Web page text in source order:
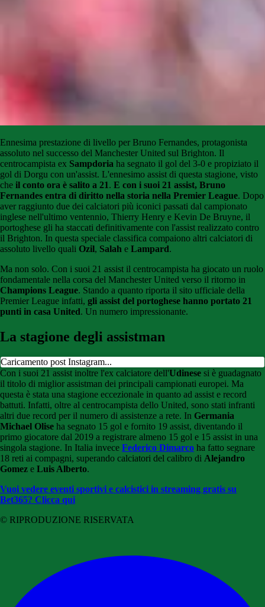
Ennesima prestazione di livello per Bruno Fernandes, protagonista
assoluto nel successo del Manchester United sul Brighton. Il
centrocampista ex Sampdoria ha segnato il gol del 3-0 e propiziato il
gol di Dorgu con un'assist. L'ennesimo assist di questa stagione, visto
che il conto ora è salito a 21. E con i suoi 21 assist, Bruno
Fernandes entra di diritto nella storia nella Premier League. Dopo
aver raggiunto due dei calciatori più iconici passati dal campionato
inglese nell'ultimo ventennio, Thierry Henry e Kevin De Bruyne, il
portoghese gli ha staccati definitivamente con l'assist realizzato contro
il Brighton. In questa speciale classifica compaiono altri calciatori di
assoluto livello quali Ozil, Salah e Lampard.
Ma non solo. Con i suoi 21 assist il centrocampista ha giocato un ruolo
fondamentale nella corsa del Manchester United verso il ritorno in
Champions League. Stando a quanto riporta il sito ufficiale della
Premier League infatti, gli assist del portoghese hanno portato 21
punti in casa United. Un numero impressionante.
La stagione degli assistman
Caricamento post Instagram...
Con i suoi 21 assist inoltre l'ex calciatore dell'Udinese si è guadagnato
il titolo di miglior assistman dei principali campionati europei. Ma
questa è stata una stagione eccezionale in quanto ad assist e record
battuti. Infatti, oltre al centrocampista dello United, sono stati infranti
altri due record per il numero di assistenze a rete. In Germania
Michael Olise ha segnato 15 gol e fornito 19 assist, diventando il
primo giocatore dal 2019 a registrare almeno 15 gol e 15 assist in una
singola stagione. In Italia invece Federico Dimarco ha fatto segnare
18 reti ai compagni, superando calciatori del calibro di Alejandro
Gomez e Luis Alberto.
Vuoi vedere eventi sportivi e calcistici in streaming gratis su
Bet365? Clicca qui
© RIPRODUZIONE RISERVATA